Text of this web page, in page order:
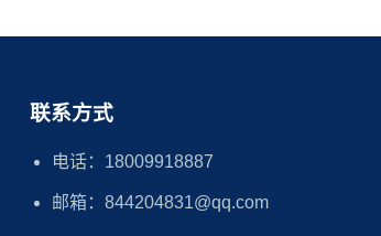
联系方式
电话：18009918887
邮箱：844204831@qq.com